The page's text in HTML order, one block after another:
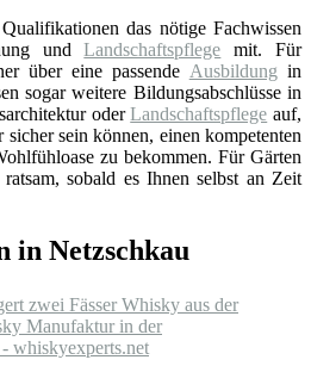
das nötige Fachwissen
undLandschaftspflege mit. Für
über eine passende Ausbildung in
sogar weitere Bildungsabschlüsse in
oderLandschaftspflege auf,
sicher sein können, einen kompetenten
zu bekommen. Für Gärten
sobald es Ihnen selbst an Zeit
in Netzschkau
zwei Fässer Whisky aus der
Manufaktur in der
whiskyexperts.net